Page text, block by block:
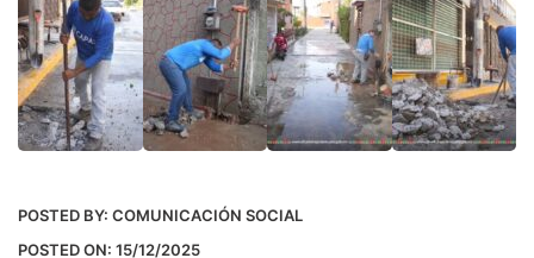
POSTED BY: COMUNICACIÓN SOCIAL
POSTED ON: 15/12/2025